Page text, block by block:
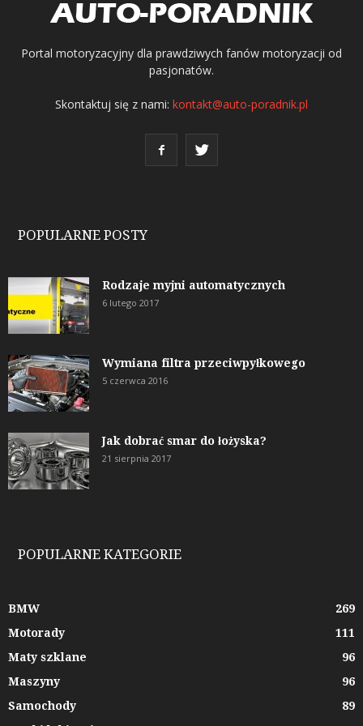
Portal motoryzacyjny dla prawdziwych fanów motoryzacji od
pasjonatów.
Skontaktuj się z nami: kontakt@auto-poradnik.pl
POPULARNE POSTY
Rodzaje myjni automatycznych
6 lutego 2017
Wymiana filtra przeciwpyłkowego
5 czerwca 2016
Jak dobrać smar do łożyska?
21 sierpnia 2017
POPULARNE KATEGORIE
BMW
269
Motorady
111
Maty szklane
96
Maszyny
96
Samochody
89